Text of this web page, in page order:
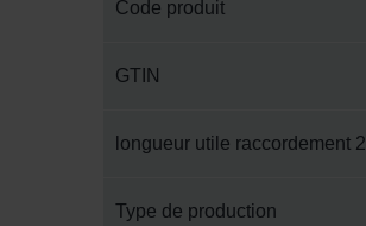
Code produit
GTIN
longueur utile raccordement 2
Type de production